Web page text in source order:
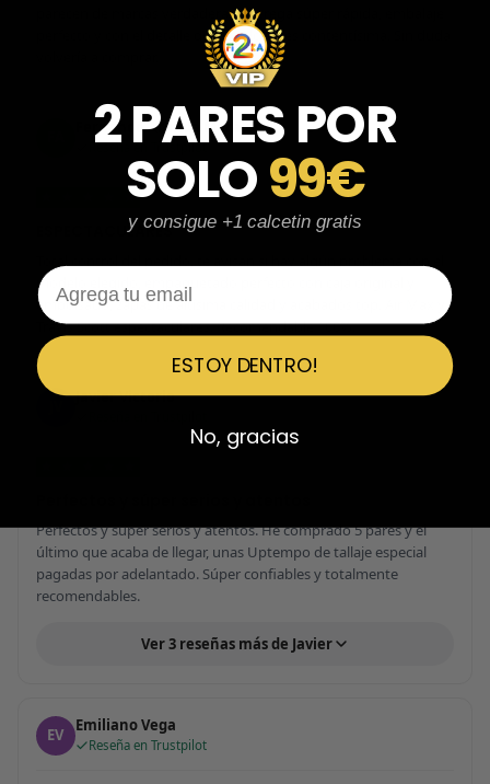
parecen de marcas verdaderas. Entrega súper rápida, embalaje
perfecto y con el detalle de los calcetines contentísima. Sin duda
Fernando Aranda Morales
Reseña en Trustpilot
★
ESPECTACULARES
modelo elegido, empaquetado perfecto con caja original y
embolsado, zapas de altísima calidad y acabados top. Air Max y
Travis Scott espectaculares. Recomendable 100%.
Javier Victorio
Perfectos y súper serios y atentos. He comprado 5 pares y el
último que acaba de llegar, unas Uptempo de tallaje especial
pagadas por adelantado. Súper confiables y totalmente
recomendables.
Ver 3 reseñas más de Javier
EV Emiliano Vega
Reseña en Trustpilot
2 PARES POR
SOLO99€
y consigue +1 calcetin gratis
Email
ESTOY DENTRO!
No, gracias